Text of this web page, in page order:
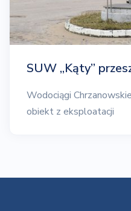
SUW „Kąty”
Wodociągi
obiekt z eksploatacji